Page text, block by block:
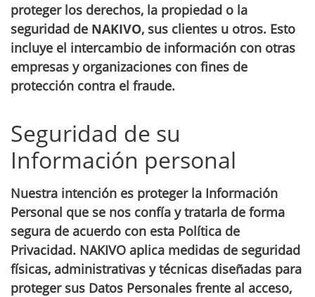
proteger los derechos, la propiedad o la
seguridad de NAKIVO, sus clientes u otros. Esto
incluye el intercambio de información con otras
empresas y organizaciones con fines de
protección contra el fraude.
Seguridad de su
Información personal
Nuestra intención es proteger la Información
Personal que se nos confía y tratarla de forma
segura de acuerdo con esta Política de
Privacidad. NAKIVO aplica medidas de seguridad
físicas, administrativas y técnicas diseñadas para
proteger sus Datos Personales frente al acceso,